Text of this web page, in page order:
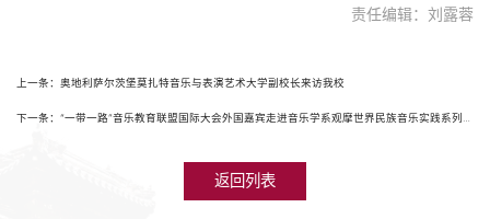
责任编辑：刘露蓉
上一条：奥地利萨尔茨堡莫扎特音乐与表演艺术大学副校长来访我校
返回列表